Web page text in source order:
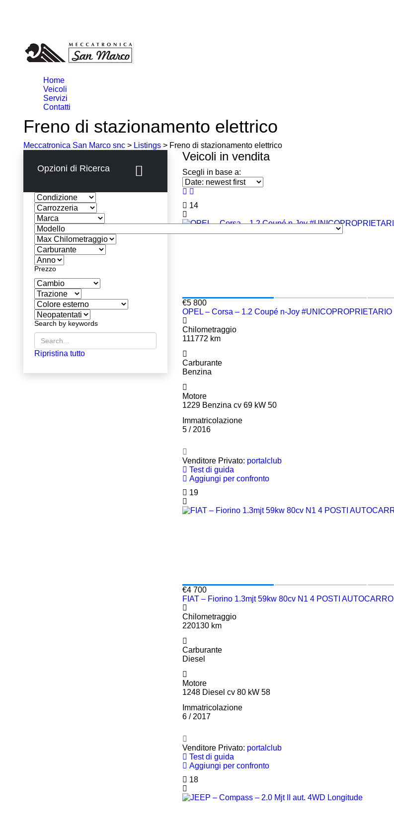
Home
Veicoli
Servizi
Contatti
Freno di stazionamento elettrico
Meccatronica San Marco snc > Listings > Freno di stazionamento elettrico
Opzioni di Ricerca
Prezzo
Search by keywords
Ripristina tutto
Veicoli in vendita
Scegli in base a:
14
€5 800
OPEL – Corsa – 1.2 Coupé n-Joy #UNICOPROPRIETARIO
Chilometraggio
111772 km
Carburante
Benzina
Motore
1229 Benzina cv 69 kW 50
Immatricolazione
5 / 2016
Venditore Privato: portalclub
Test di guida
Aggiungi per confronto
19
€4 700
FIAT – Fiorino 1.3mjt 59kw 80cv N1 4 POSTI AUTOCARRO
Chilometraggio
220130 km
Carburante
Diesel
Motore
1248 Diesel cv 80 kW 58
Immatricolazione
6 / 2017
Venditore Privato: portalclub
Test di guida
Aggiungi per confronto
18